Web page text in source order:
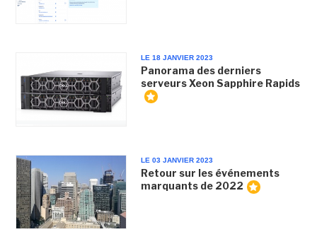
LE 18 JANVIER 2023
Panorama des derniers
serveurs Xeon Sapphire Rapids
LE 03 JANVIER 2023
Retour sur les événements
marquants de 2022